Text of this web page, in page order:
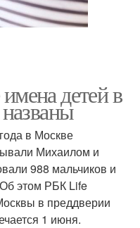
детей в
в Москве
Михаилом и
988 мальчиков и
этом РБК Life
в преддверии
1 июня.